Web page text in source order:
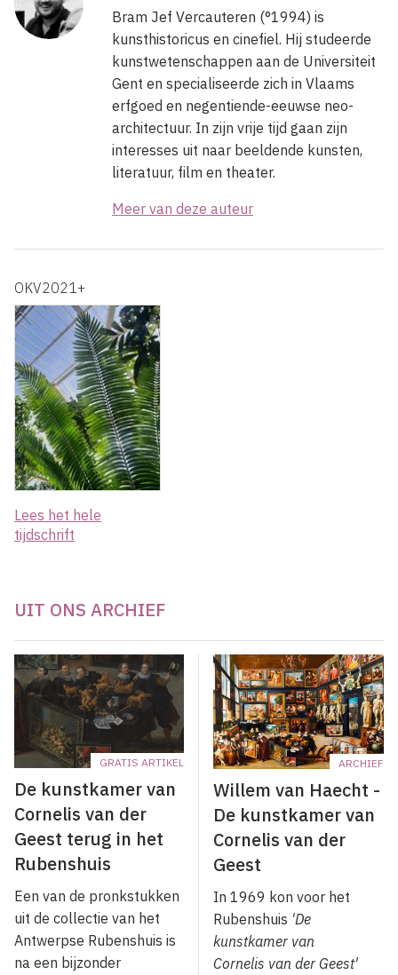
Bram Jef Vercauteren (°1994) is
kunsthistoricus en cinefiel. Hij studeerde
kunstwetenschappen aan de Universiteit
Gent en specialiseerde zich in Vlaams
erfgoed en negentiende-eeuwse neo-
architectuur. In zijn vrije tijd gaan zijn
interesses uit naar beeldende kunsten,
literatuur, film en theater.
Meer van deze auteur
OKV2021+
Lees het hele
tijdschrift
UIT ONS ARCHIEF
GRATIS ARTIKEL
De kunstkamer van
Cornelis van der
Geest terug in het
Rubenshuis
Een van de pronkstukken
uit de collectie van het
Antwerpse Rubenshuis is
na een bijzonder
ARCHIEF
Willem van Haecht -
De kunstkamer van
Cornelis van der
Geest
In 1969 kon voor het
Rubenshuis 'De
kunstkamer van
Cornelis van der Geest'